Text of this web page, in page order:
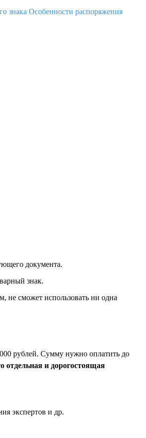
знака Особенности распоряжения
документа.
знак.
не сможет использовать ни одна
000 рублей. Сумму нужно оплатить до
отдельная и дорогостоящая
экспертов и др.